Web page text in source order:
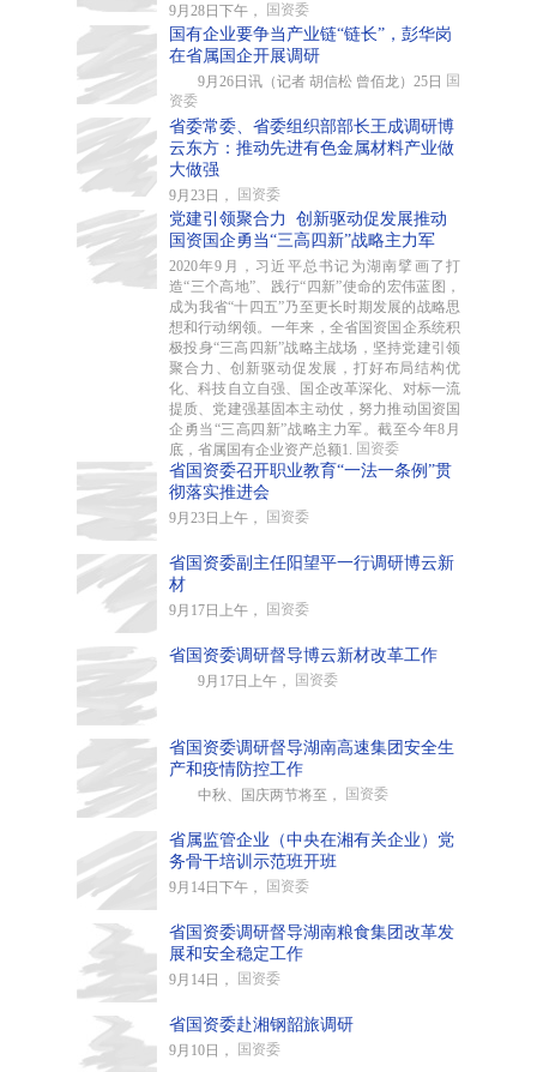
9月28日下午， 国资委
国有企业要争当产业链“链长”，彭华岗
在省属国企开展调研
9月26日讯（记者 胡信松 曾佰龙）25日 国
资委
省委常委、省委组织部部长王成调研博
云东方：推动先进有色金属材料产业做
大做强
9月23日， 国资委
党建引领聚合力 创新驱动促发展推动
国资国企勇当“三高四新”战略主力军
2020年9月，习近平总书记为湖南擘画了打
造“三个高地”、践行“四新”使命的宏伟蓝图，
成为我省“十四五”乃至更长时期发展的战略思
想和行动纲领。一年来，全省国资国企系统积
极投身“三高四新”战略主战场，坚持党建引领
聚合力、创新驱动促发展，打好布局结构优
化、科技自立自强、国企改革深化、对标一流
提质、党建强基固本主动仗，努力推动国资国
企勇当“三高四新”战略主力军。截至今年8月
底，省属国有企业资产总额1. 国资委
省国资委召开职业教育“一法一条例”贯
彻落实推进会
9月23日上午， 国资委
省国资委副主任阳望平一行调研博云新
材
9月17日上午， 国资委
省国资委调研督导博云新材改革工作
9月17日上午， 国资委
省国资委调研督导湖南高速集团安全生
产和疫情防控工作
中秋、国庆两节将至， 国资委
省属监管企业（中央在湘有关企业）党
务骨干培训示范班开班
9月14日下午， 国资委
省国资委调研督导湖南粮食集团改革发
展和安全稳定工作
9月14日， 国资委
省国资委赴湘钢韶旅调研
9月10日， 国资委